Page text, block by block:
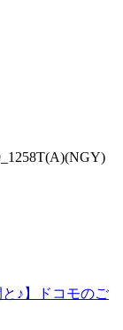
♪】ドコモのご